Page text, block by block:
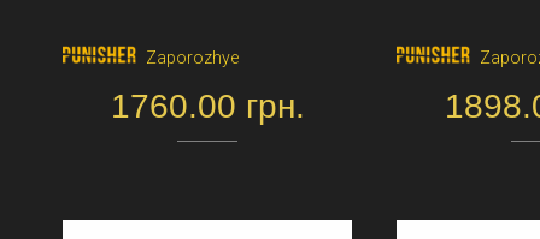
Zaporozhye
1760.00 грн.